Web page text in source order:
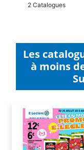
2 Catalogues
Les
à moins